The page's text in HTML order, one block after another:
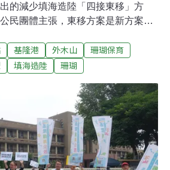
的減少填海造陸「四接東移」方
民團體主張，東移方案是新方案，
重審」，一度與員警發生推擠。環
散會、擇期再審。會後環保署表示
。民間彙整環說書錯誤資訊 籲環委
電廠推動「以氣換油」，規劃拆除
部天然氣機組，並因此填海造陸，
槽及相關設施。台電以「四接東
）進入第五次環評初審，填海造陸
置東移。民間團體「守護外木山行
基隆港 外木山
珊瑚保育
填海造陸 珊瑚